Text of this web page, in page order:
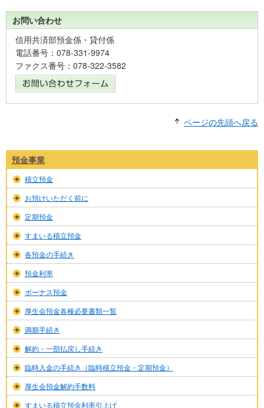
預金事業
積立預金
お預けいただく前に
定期預金
すまいる積立預金
各預金の手続き
預金利率
ボーナス預金
厚生会預金各種必要書類一覧
満期手続き
解約・一部払戻し手続き
臨時入金の手続き（臨時積立預金・定期預金）
厚生会預金解約手数料
すまいる積立預金利率引上げ
お問い合わせ
信用共済部預金係・貸付係
電話番号：078-331-9974
ファクス番号：078-322-3582
ページの先頭へ戻る